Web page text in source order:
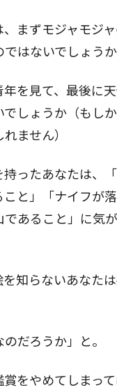
、まずモジャモジ
はないでしょうか
を見て、最後に
でしょうか（もし
ません）
ったあなたは、
と」「ナイフが
であること」に気
を知らないあなた
のだろうか」と。
をやめてしまっ